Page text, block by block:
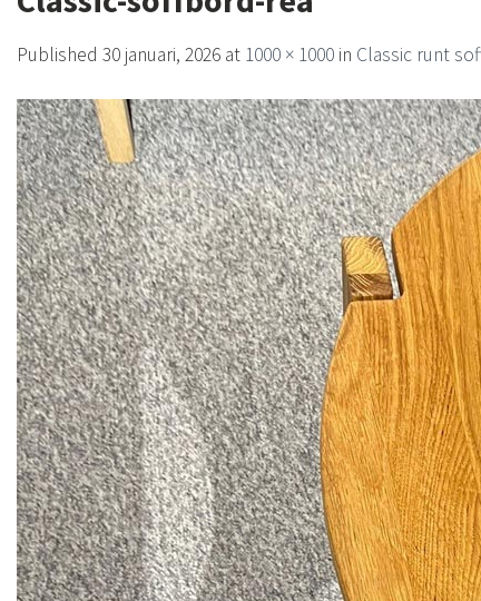
Published 30 januari, 2026 at 1000 × 1000 in Classic runt